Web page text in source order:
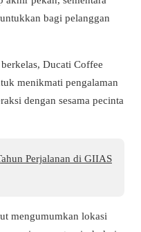
bagi pelanggan
Ducati Coffee
menikmati pengalaman
dengan sesama pecinta
Perjalanan di GIIAS
mengumumkan lokasi